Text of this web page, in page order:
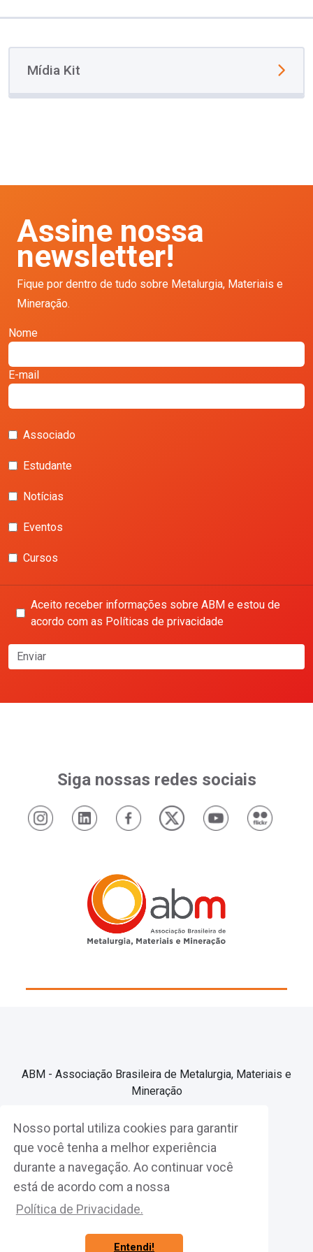
Nosso portal utiliza cookies para garantir
que você tenha a melhor experiência
durante a navegação. Ao continuar você
está de acordo com a nossa
Política de Privacidade.
Entendi!
Mídia Kit
Assine nossa
newsletter!
Fique por dentro de tudo sobre Metalurgia, Materiais e
Mineração.
Nome
E-mail
Associado
Estudante
Notícias
Eventos
Cursos
Aceito receber informações sobre ABM e estou de
acordo com as Políticas de privacidade
Enviar
Siga nossas redes sociais
ABM - Associação Brasileira de Metalurgia, Materiais e
Mineração
Associe-se
Fazer Login